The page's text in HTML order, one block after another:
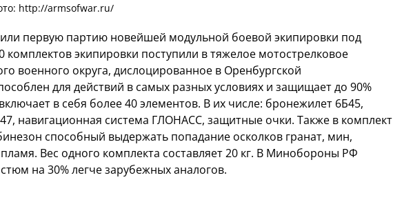
http://armsofwar.ru/
первую партию новейшей модульной боевой экипировки под
комплектов экипировки поступили в тяжелое мотострелковое
военного округа, дислоцированное в Оренбургской
для действий в самых разных условиях и защищает до 90%
в себя более 40 элементов. В их числе: бронежилет 6Б45,
навигационная система ГЛОНАСС, защитные очки. Также в комплект
способный выдержать попадание осколков гранат, мин,
Вес одного комплекта составляет 20 кг. В Минобороны РФ
на 30% легче зарубежных аналогов.